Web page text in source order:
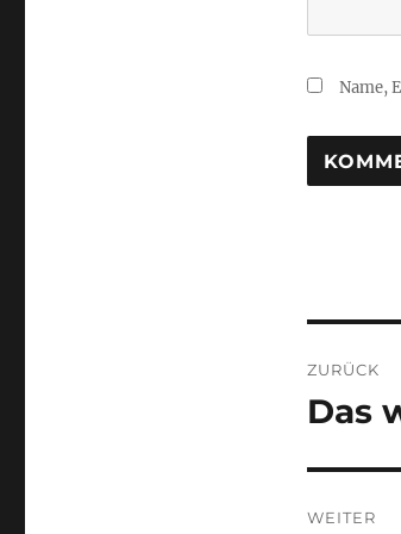
Name,
ZURÜCK
Vorheriger
Das
WEITER